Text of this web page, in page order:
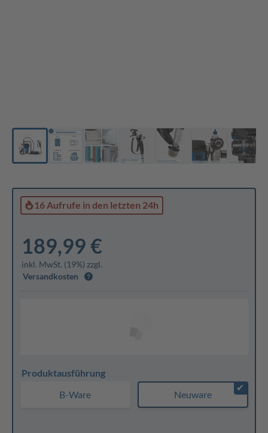
16 Aufrufe in den letzten 24h
189,99 €
inkl. MwSt. (19%) zzgl.
Versandkosten
Produktausführung
B-Ware
✔
Neuware